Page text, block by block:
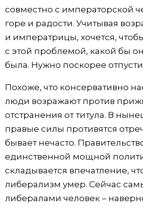
совместно с императорской
горе и радости. Учитывая
и императрицы, хочется,
с этой проблемой, какой бы
была. Нужно поскорее
Похоже, что консервативно
люди возражают против
отстранения от титула. В
правые силы противятся
бывает нечасто.
единственной мощной
складывается впечатление,
либерализм умер. Сейчас
либералами человек –